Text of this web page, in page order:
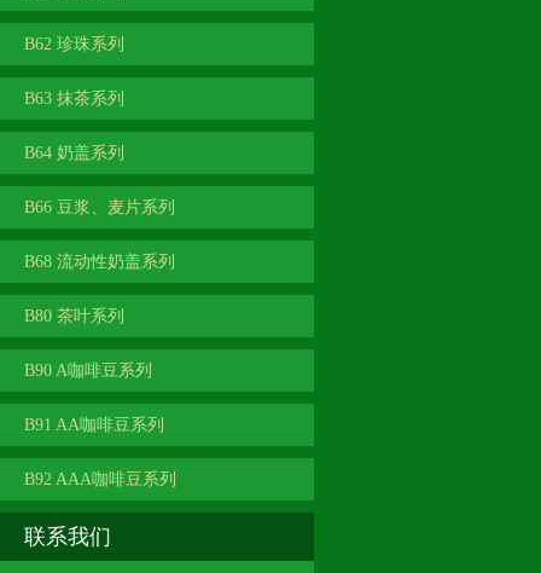
B62 珍珠系列
B63 抹茶系列
B64 奶盖系列
B66 豆浆、麦片系列
B68 流动性奶盖系列
B80 茶叶系列
B90 A咖啡豆系列
B91 AA咖啡豆系列
B92 AAA咖啡豆系列
联系我们